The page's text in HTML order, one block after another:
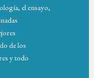
el ensayo,
de los
y todo